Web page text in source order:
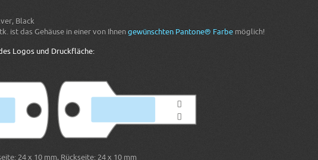
Black
ist das Gehäuse in einer von Ihnen gewünschten Pantone® Farbe möglich!
Logos und Druckfläche:
24 x 10 mm, Rückseite: 24 x 10 mm